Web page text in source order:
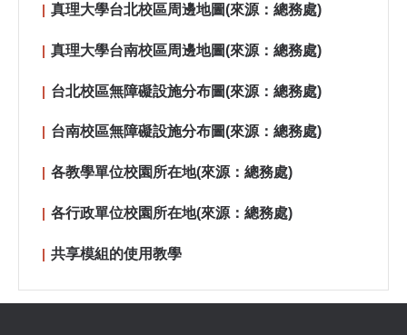
真理大學台北校區周邊地圖(來源：總務處)
真理大學台南校區周邊地圖(來源：總務處)
台北校區無障礙設施分布圖(來源：總務處)
台南校區無障礙設施分布圖(來源：總務處)
各教學單位校園所在地(來源：總務處)
各行政單位校園所在地(來源：總務處)
共享模組的使用教學